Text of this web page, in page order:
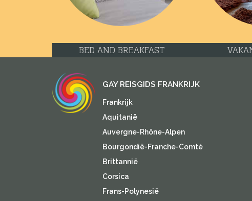
BED AND BREAKFAST
GAY REISGIDS FRANKRIJK
Frankrijk
Aquitanië
Auvergne-Rhône-Alpen
Bourgondië-Franche-Comté
Brittannië
Corsica
Frans-Polynesië